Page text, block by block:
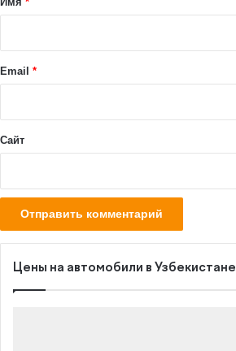
йEmail *
Сайт
Цены на автомобили в Узбекистане